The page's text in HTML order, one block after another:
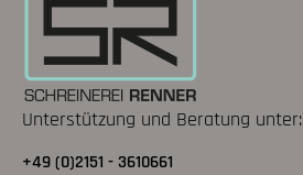
Unterstützung und Beratung unter:
+49 (0)2151 - 3610661